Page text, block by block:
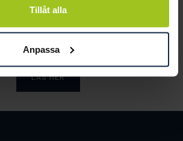
Tillåt alla
Anpassa
och människor.
LÄS MER